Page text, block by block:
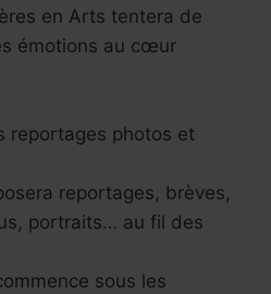
en Arts tentera de
émotions au cœur
reportages photos et
reportages, brèves,
portraits… au fil des
sous les